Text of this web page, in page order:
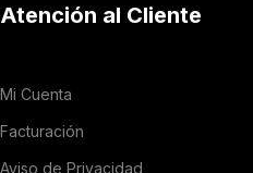
Atención al Cliente
Mi Cuenta
Facturación
Aviso de Privacidad